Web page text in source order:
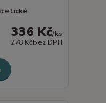
336 Kč/ks
278 Kčbez DPH